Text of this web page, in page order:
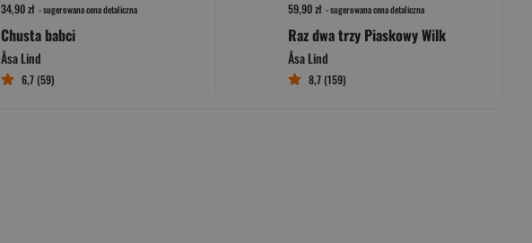
34,90 zł - sugerowana cena detaliczna
Chusta babci
Åsa Lind
6,7 (59)
59,90 zł - sugerowana cena detaliczna
Raz dwa trzy Piaskowy Wilk
Åsa Lind
8,7 (159)